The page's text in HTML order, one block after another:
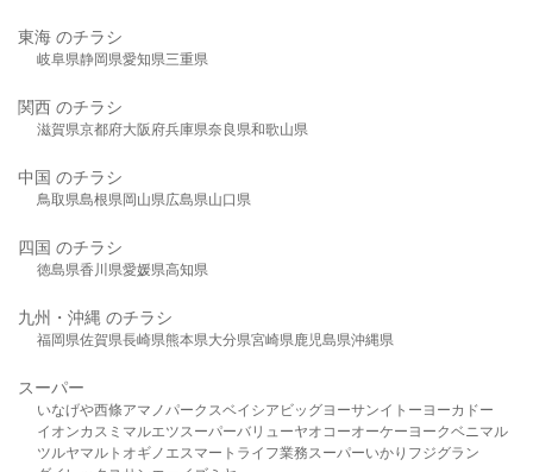
東海 のチラシ
岐阜県静岡県愛知県三重県
関西 のチラシ
滋賀県京都府大阪府兵庫県奈良県和歌山県
中国 のチラシ
鳥取県島根県岡山県広島県山口県
四国 のチラシ
徳島県香川県愛媛県高知県
九州・沖縄 のチラシ
福岡県佐賀県長崎県熊本県大分県宮崎県鹿児島県沖縄県
スーパー
いなげや西條アマノパークスベイシア ビッグヨーサンイトーヨーカドー
イオンカスミ マルエツスーパーバリューヤオコーオーケー ヨークベニマル
ツルヤマルト オギノ エスマート ライフ業務スーパーいかり フジグラン